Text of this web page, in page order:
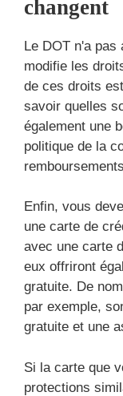
changent
Le DOT n'a pas
modifie les
de ces droits
savoir quelles
également une
politique de la
Enfin, vous
une carte de
avec une carte
eux offriront
gratuite. De
par exemple,
gratuite et une
Si la carte que
protections